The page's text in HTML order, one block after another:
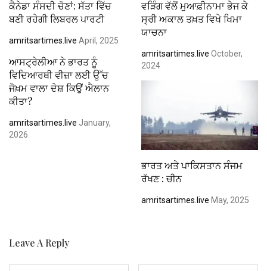
ਕੈਨੇਡਾ ਸੰਸਦੀ ਚੋਣਾਂ: ਸੱਤਾ ਵਿੱਚ
ਬਣੀ ਰਹੇਗੀ ਲਿਬਰਲ ਪਾਰਟੀ
amritsartimes.live April, 2025
ਵੜਿੰਗ ਵੱਲੋਂ ਮੁਆਫ਼ੀਨਾਮਾ ਭੇਜ ਕੇ
ਸ੍ਰੀ ਅਕਾਲ ਤਖ਼ਤ ਵਿਖੇ ਖਿਮਾ
ਯਾਚਨਾ
amritsartimes.live October,
2024
ਆਸਟ੍ਰੇਲੀਆ ਨੇ ਭਾਰਤ ਨੂੰ
ਵਿਦਿਆਰਥੀ ਵੀਜ਼ਾ ਲਈ ਉੱਚ
ਜੋਖ਼ਮ ਵਾਲਾ ਦੇਸ਼ ਕਿਉਂ ਐਲਾਨ
ਕੀਤਾ?
amritsartimes.live January,
2026
ਭਾਰਤ ਅਤੇ ਪਾਕਿਸਤਾਨ ਸੰਜਮ
ਰੱਖਣ : ਚੀਨ
amritsartimes.live May, 2025
Leave A Reply